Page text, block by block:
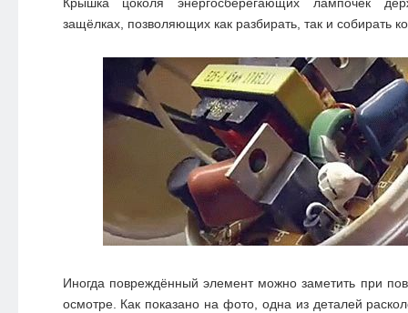
Крышка цоколя энергосберегающих лампочек
защёлках, позволяющих как разбирать, так и собирать
Иногда повреждённый элемент можно заметить при
осмотре. Как показано на фото, одна из деталей